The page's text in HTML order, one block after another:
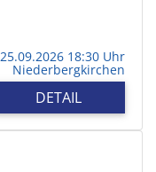
25.09.2026 18:30 Uhr
Niederbergkirchen
DETAIL